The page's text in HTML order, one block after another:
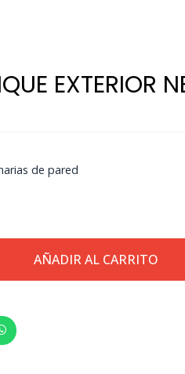
EXTERIOR
de pared
AÑADIR AL CARRITO